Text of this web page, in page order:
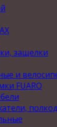
защелки
и
FUARO